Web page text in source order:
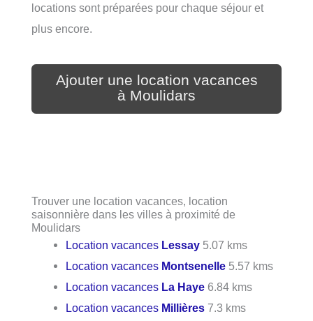
locations sont préparées pour chaque séjour et
plus encore.
Ajouter une location vacances
à Moulidars
Trouver une location vacances, location
saisonnière dans les villes à proximité de
Moulidars
Location vacances Lessay 5.07 kms
Location vacances Montsenelle 5.57 kms
Location vacances La Haye 6.84 kms
Location vacances Millières 7.3 kms